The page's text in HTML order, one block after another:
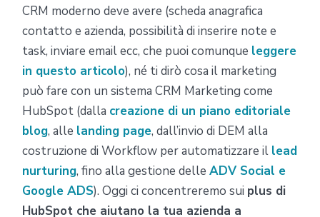
CRM moderno deve avere (scheda anagrafica
contatto e azienda, possibilità di inserire note e
task, inviare email ecc, che puoi comunque leggere
in questo articolo), né ti dirò cosa il marketing
può fare con un sistema CRM Marketing come
HubSpot (dalla creazione di un piano editoriale
blog, alle landing page, dall’invio di DEM alla
costruzione di Workflow per automatizzare il lead
nurturing, fino alla gestione delle ADV Social e
Google ADS). Oggi ci concentreremo sui plus di
HubSpot che aiutano la tua azienda a